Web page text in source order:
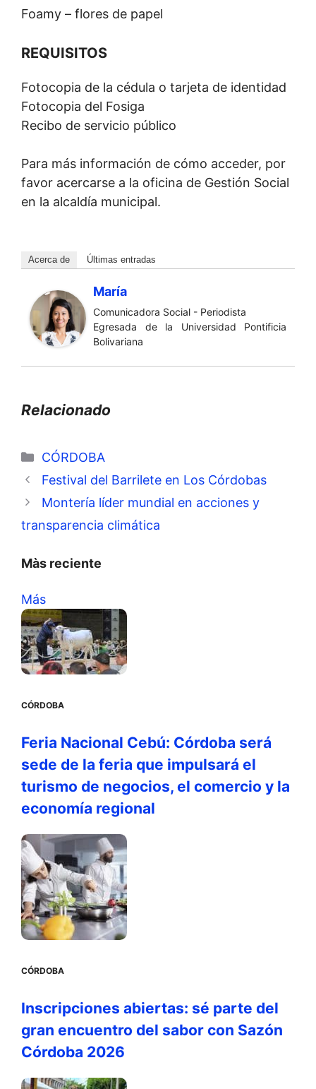
Foamy – flores de papel
REQUISITOS
Fotocopia de la cédula o tarjeta de identidad
Fotocopia del Fosiga
Recibo de servicio público
Para más información de cómo acceder, por
favor acercarse a la oficina de Gestión Social
en la alcaldía municipal.
Acerca de Últimas entradas
María
Comunicadora Social - Periodista
Egresada de la Universidad Pontificia
Bolivariana
Relacionado
Categorías
CÓRDOBA
Festival del Barrilete en Los Córdobas
Montería líder mundial en acciones y
transparencia climática
Màs reciente
Más
CÓRDOBA
Feria Nacional Cebú: Córdoba será
sede de la feria que impulsará el
turismo de negocios, el comercio y la
economía regional
CÓRDOBA
Inscripciones abiertas: sé parte del
gran encuentro del sabor con Sazón
Córdoba 2026